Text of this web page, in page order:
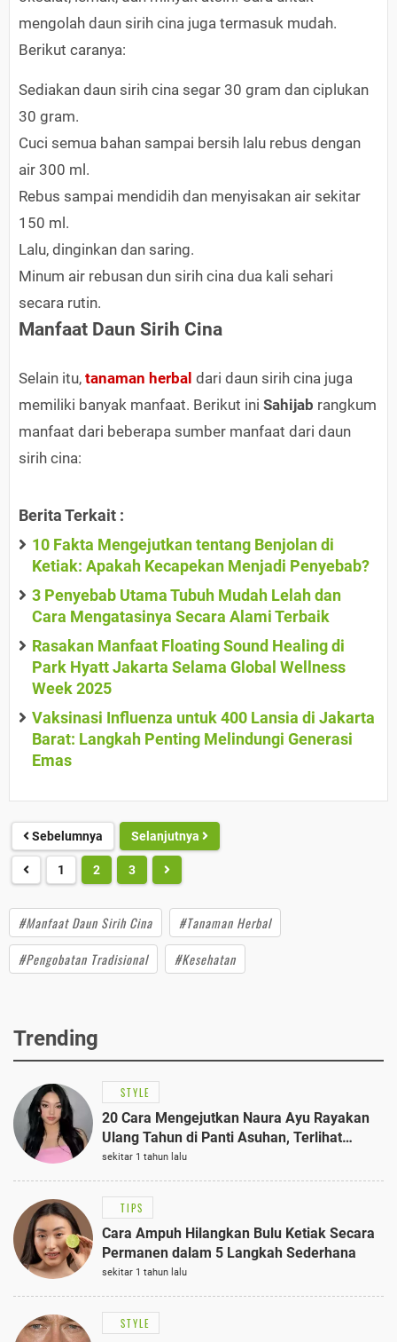
mengolah daun sirih cina juga termasuk mudah.
Berikut caranya:
Sediakan daun sirih cina segar 30 gram dan ciplukan
30 gram.
Cuci semua bahan sampai bersih lalu rebus dengan
air 300 ml.
Rebus sampai mendidih dan menyisakan air sekitar
150 ml.
Lalu, dinginkan dan saring.
Minum air rebusan dun sirih cina dua kali sehari
secara rutin.
Manfaat Daun Sirih Cina
Selain itu, tanaman herbal dari daun sirih cina juga
memiliki banyak manfaat. Berikut ini Sahijab rangkum
manfaat dari beberapa sumber manfaat dari daun
sirih cina:
Berita Terkait :
10 Fakta Mengejutkan tentang Benjolan di
Ketiak: Apakah Kecapekan Menjadi Penyebab?
3 Penyebab Utama Tubuh Mudah Lelah dan
Cara Mengatasinya Secara Alami Terbaik
Rasakan Manfaat Floating Sound Healing di
Park Hyatt Jakarta Selama Global Wellness
Week 2025
Vaksinasi Influenza untuk 400 Lansia di Jakarta
Barat: Langkah Penting Melindungi Generasi
Emas
Sebelumnya Selanjutnya
1 2 3
#Manfaat Daun Sirih Cina
#Tanaman Herbal
#Pengobatan Tradisional
#Kesehatan
Trending
STYLE
20 Cara Mengejutkan Naura Ayu Rayakan
Ulang Tahun di Panti Asuhan, Terlihat
Anggun dengan Kaftan Cokelat
sekitar 1 tahun lalu
TIPS
Cara Ampuh Hilangkan Bulu Ketiak Secara
Permanen dalam 5 Langkah Sederhana
sekitar 1 tahun lalu
STYLE